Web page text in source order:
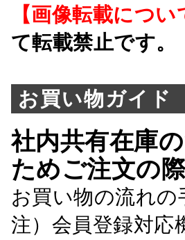
【画像転載につい
て転載禁止です。
お買い物
社内共有在庫
ためご注文の
お買い物の流れ
注）会員登録対